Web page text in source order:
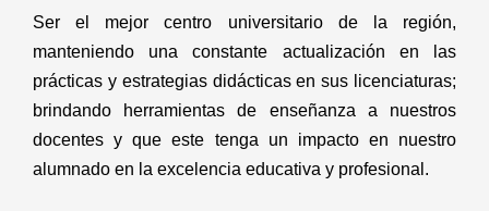
Ser el mejor centro universitario de la región,
manteniendo una constante actualización en las
prácticas y estrategias didácticas en sus licenciaturas;
brindando herramientas de enseñanza a nuestros
docentes y que este tenga un impacto en nuestro
alumnado en la excelencia educativa y profesional.